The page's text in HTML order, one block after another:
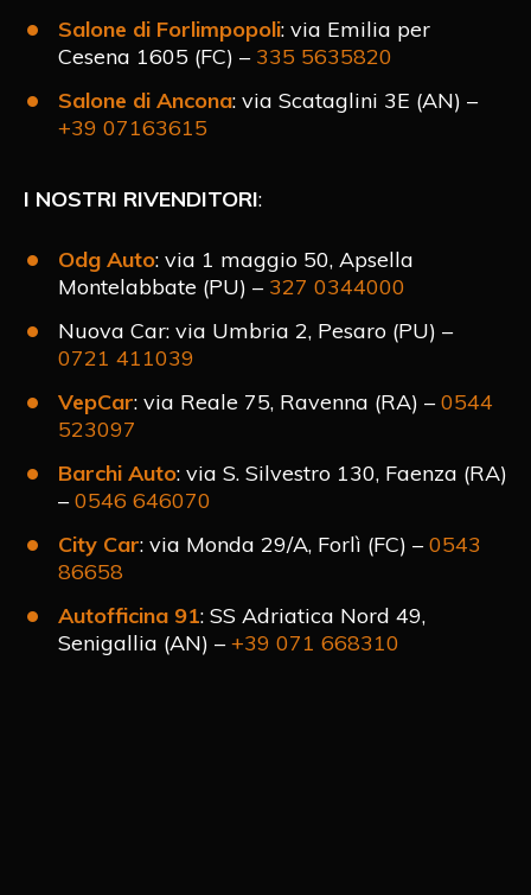
Salone di Forlimpopoli: via Emilia per
Cesena 1605 (FC) – 335 5635820
Salone di Ancona: via Scataglini 3E (AN) –
+39 07163615
I NOSTRI RIVENDITORI:
Odg Auto: via 1 maggio 50, Apsella
Montelabbate (PU) – 327 0344000
Nuova Car: via Umbria 2, Pesaro (PU) –
0721 411039
VepCar: via Reale 75, Ravenna (RA) – 0544
523097
Barchi Auto: via S. Silvestro 130, Faenza (RA)
– 0546 646070
City Car: via Monda 29/A, Forlì (FC) – 0543
86658
Autofficina 91: SS Adriatica Nord 49,
Senigallia (AN) – +39 071 668310